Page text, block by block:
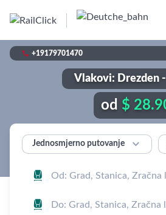
 +19179701470
Vlakovi: Drezden
od $
Jednosmjerno putovanje 

